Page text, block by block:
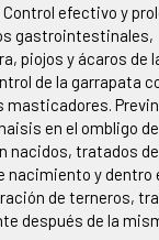
Control efectivo y
gastrointestinales,
piojos y ácaros de
de la garrapata
masticadores.
en el ombligo de
nacidos, tratados
nacimiento y dentro
de terneros,
después de la